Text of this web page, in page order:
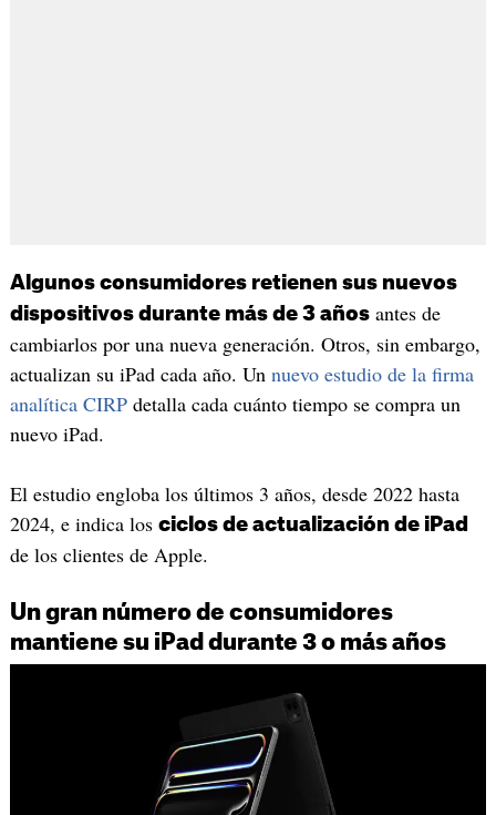
Algunos consumidores retienen sus nuevos
dispositivos durante más de 3 añosantes de
cambiarlos por una nueva generación. Otros, sin embargo,
actualizan su iPad cada año. Un nuevo estudio de la firma
analítica CIRPdetalla cada cuánto tiempo se compra un
nuevo iPad.
El estudio engloba los últimos 3 años, desde 2022 hasta
2024, e indica los ciclos de actualización de iPad
de los clientes de Apple.
Un gran número de consumidores
mantiene su iPad durante 3 o más años